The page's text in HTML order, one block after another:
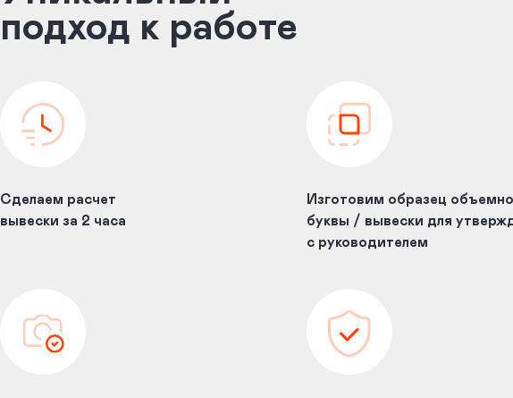
подход к работе
Сделаем расчет
вывески за 2 часа
Изготовим образец
буквы / вывески для
с руководителем